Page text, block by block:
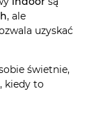
, ale
uzyskać
świetnie,
, kiedy to